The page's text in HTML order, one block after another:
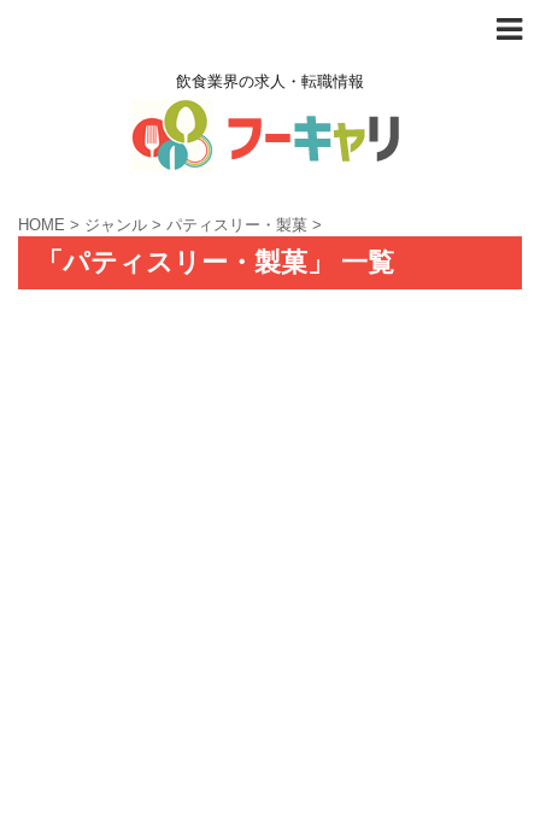
飲食業界の求人・転職情報
HOME > ジャンル > パティスリー・製菓 >
「パティスリー・製菓」 一覧